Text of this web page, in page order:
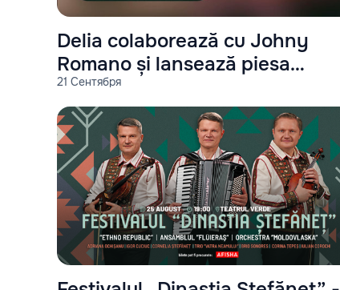
21 Сентября
Delia colaborează cu Johny
Romano și lansează piesa
"Miami"